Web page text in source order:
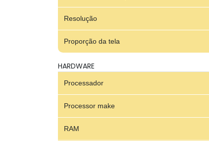
Resolução
Proporção da tela
HARDWARE
Processador
Processor make
RAM